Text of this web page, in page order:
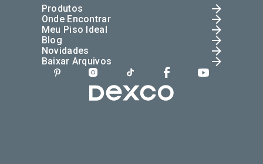
Produtos
Onde Encontrar
Meu Piso Ideal
Blog
Novidades
Baixar Arquivos